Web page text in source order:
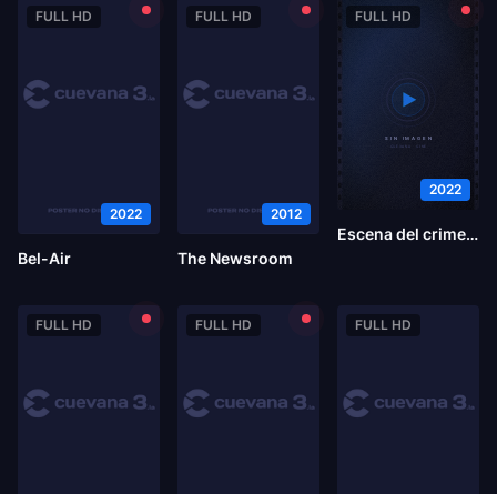
FULL HD
2022
Bel-Air
FULL HD
2012
The Newsroom
FULL HD
2022
Escena del crimen: Los campos de la muerte de Texas
FULL HD FULL HD FULL HD